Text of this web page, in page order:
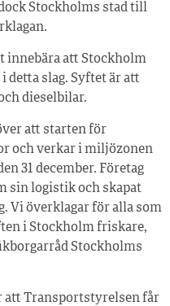
Stockholms stad till
innebära att Stockholm
detta slag. Syftet är att
dieselbilar.
att starten för
och verkar i miljözonen
31 december. Företag
sin logistik och skapat
Vi överklagar för alla som
i Stockholm friskare,
Stockholms
att Transportstyrelsen får